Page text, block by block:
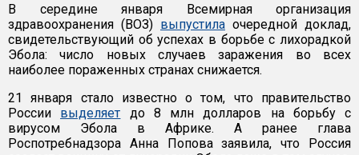
В середине января Всемирная организация
здравоохранения (ВОЗ) выпустила очередной доклад,
свидетельствующий об успехах в борьбе с лихорадкой
Эбола: число новых случаев заражения во всех
наиболее пораженных странах снижается.
21 января стало известно о том, что правительство
России выделяет до 8 млн долларов на борьбу с
вирусом Эбола в Африке. А ранее глава
Роспотребнадзора Анна Попова заявила, что Россия